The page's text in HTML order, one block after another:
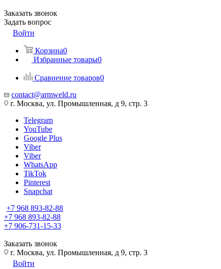
Заказать звонок
Задать вопрос
Войти
Корзина0
Избранные товары0
Сравнение товаров0
contact@armweld.ru
г. Москва, ул. Промышленная, д 9, стр. 3
Telegram
YouTube
Google Plus
Viber
Viber
WhatsApp
TikTok
Pinterest
Snapchat
+7 968 893-82-88
+7 968 893-82-88
+7 906-731-15-33
Заказать звонок
г. Москва, ул. Промышленная, д 9, стр. 3
Войти